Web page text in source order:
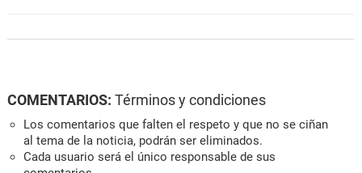
COMENTARIOS: Términos y condiciones
Los comentarios que falten el respeto y que no se ciñan
al tema de la noticia, podrán ser eliminados.
Cada usuario será el único responsable de sus